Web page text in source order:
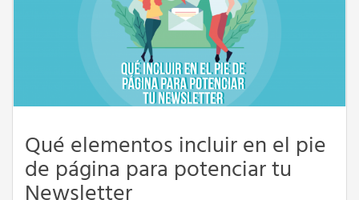
Qué elementos incluir en el pie
de página para potenciar tu